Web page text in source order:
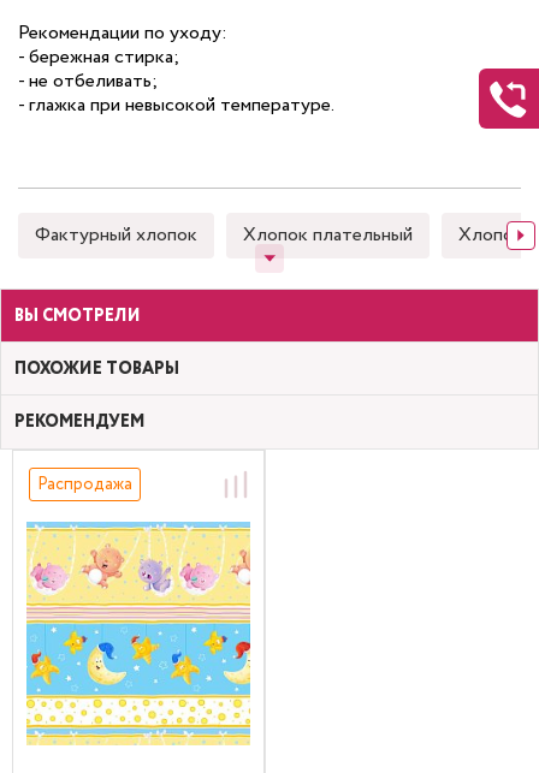
Рекомендации по уходу:
- бережная стирка;
- не отбеливать;
- глажка при невысокой температуре.
Фактурный хлопок Хлопок плательный Хлопок
ВЫ СМОТРЕЛИ
ПОХОЖИЕ ТОВАРЫ
РЕКОМЕНДУЕМ
Распродажа